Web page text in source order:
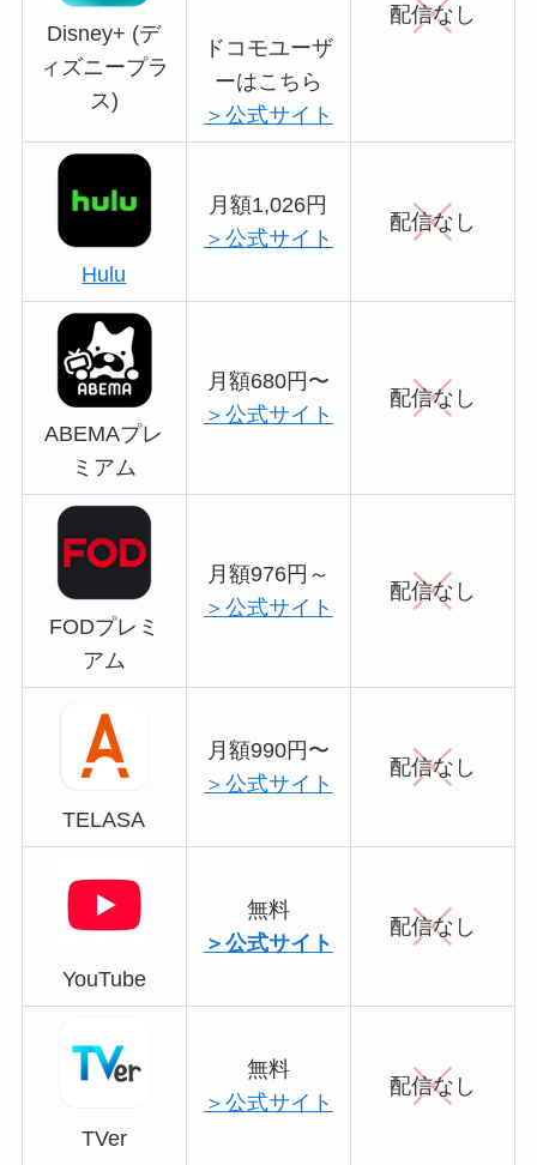
Disney+ (デ
ィズニープラ
ス)
ドコモユーザ
ーはこちら
＞公式サイト
配信なし
Hulu
月額1,026円
＞公式サイト
配信なし
ABEMAプレ
ミアム
月額680円〜
＞公式サイト
配信なし
FODプレミ
アム
月額976円～
＞公式サイト
配信なし
TELASA
月額990円〜
＞公式サイト
配信なし
YouTube
無料
＞公式サイト
配信なし
TVer
無料
＞公式サイト
配信なし